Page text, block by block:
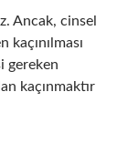
Ancak, cinsel
gereken
kaçınmaktır